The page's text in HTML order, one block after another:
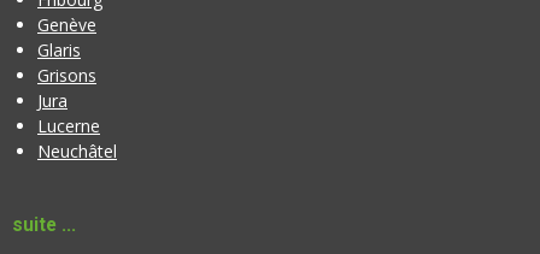
Genève
Glaris
Grisons
Jura
Lucerne
Neuchâtel
suite ...